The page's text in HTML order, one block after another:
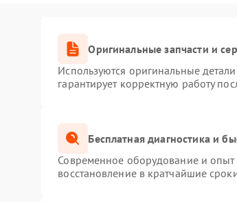
Оригинальные запчасти и
Используются оригинальные
гарантирует корректную работу
Бесплатная диагностика и
Современное оборудование и опыт
восстановление в кратчайшие